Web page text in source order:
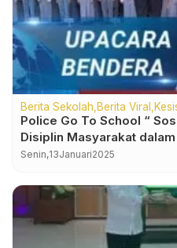
Berita Sekolah Berita Viral
Police Go To School “
Disiplin Masyarakat
Pelajar”
Senin,13Januari2025